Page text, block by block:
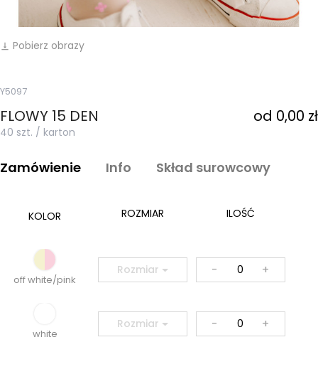
vertical_align_bottom Pobierz obrazy
Y5097
FLOWY 15 DEN od 0,00 zł
40 szt. / karton
Zamówienie Info Skład surowcowy
KOLOR ROZMIAR ILOŚĆ
off white/pink
Rozmiar - +
white
Rozmiar - +